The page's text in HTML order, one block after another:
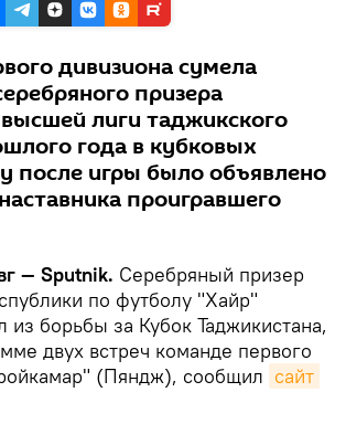
дивизиона сумела
призера
лиги таджикского
года в кубковых
после игры было объявлено
проигравшего
— Sputnik. Серебряный призер
по футболу "Хайр"
борьбы за Кубок Таджикистана,
двух встреч команде первого
(Пяндж), сообщил сайт